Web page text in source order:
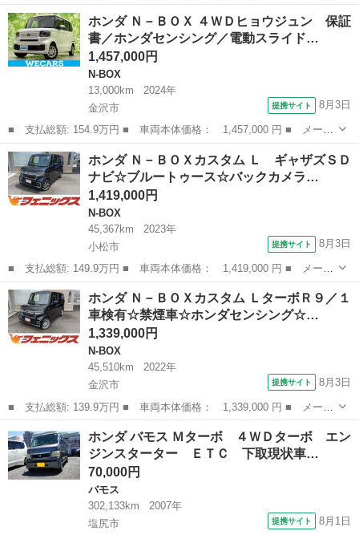
名： ホンダ ■ 車種名： シャトル ■ グレード名： ハイブリッ
ドＸ ４ＷＤ ワンオーナー 純正インターナビＴＶ Ｂｌｕｅｔｏ
ｏｔｈ コ...
石川 金沢市 ホンダ
ホンダ Ｎ－ＢＯＸ ４ＷＤヒョウジュン 保証
書／ホンダセンシング／電動スライド…
1,457,000円
N-BOX
13,000km
2024年
金沢市
提携サイト 8月3日
■ 支払総額: 154.9万円 ■ 車両本体価格： 1,457,000 円 ■ メーカ
ー名： ホンダ ■ 車種名： Ｎ－ＢＯＸ ■ グレード名： ４ＷＤ
ヒョウジュン 保証書／ホンダセンシング／電動スライドドア／シー
トヒータ...
石川 金沢市 N-BOX
ホンダ Ｎ－ＢＯＸカスタム Ｌ ギャザズＳＤ
ナビ☆ブルートゥース☆バックカメラ…
1,419,000円
N-BOX
45,367km
2023年
小松市
提携サイト 8月3日
■ 支払総額: 149.9万円 ■ 車両本体価格： 1,419,000 円 ■ メーカ
ー名： ホンダ ■ 車種名： Ｎ－ＢＯＸカスタム ■ グレード
名： Ｌ ギャザズＳＤナビ☆ブルートゥース☆バックカメラ☆クル
ーズコントロ...
石川 小松市 N-BOX
ホンダ Ｎ－ＢＯＸカスタム ＬターボＲ９／１
車検有☆禁煙車☆ホンダセンシング☆…
1,339,000円
N-BOX
45,510km
2022年
金沢市
提携サイト 8月3日
■ 支払総額: 139.9万円 ■ 車両本体価格： 1,339,000 円 ■ メーカ
ー名： ホンダ ■ 車種名： Ｎ－ＢＯＸカスタム ■ グレード
名： ＬターボＲ９／１車検有☆禁煙車☆ホンダセンシング☆試乗Ｏ
Ｋ Ｒ９／１...
石川 金沢市 N-BOX
ホンダ バモス Ｍターボ ４ＷＤターボ エン
ジンスターター ＥＴＣ 下取現状車…
70,000円
バモス
302,133km
2007年
塩尻市
提携サイト 8月1日